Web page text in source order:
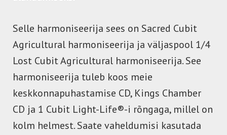
Selle harmoniseerija sees on Sacred Cubit
Agricultural harmoniseerija ja väljaspool 1/4
Lost Cubit Agricultural harmoniseerija. See
harmoniseerija tuleb koos meie
keskkonnapuhastamise CD, Kings Chamber
CD ja 1 Cubit Light-Life®-i rõngaga, millel on
kolm helmest. Saate vaheldumisi kasutada